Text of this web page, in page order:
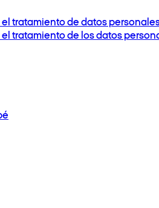
tratamiento de datos
tratamiento de los datos